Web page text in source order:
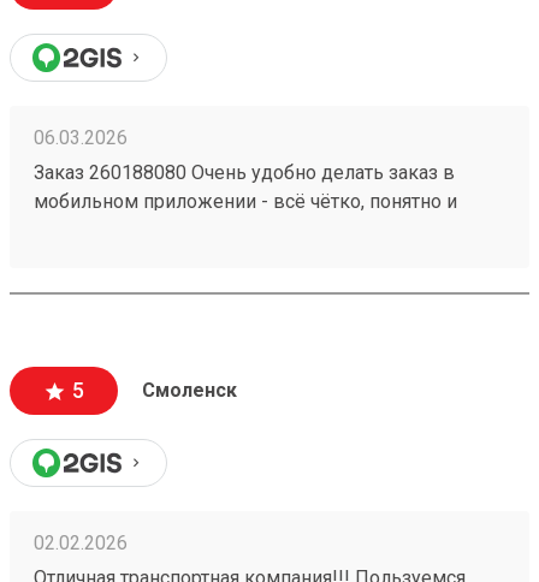
06.03.2026
Заказ 260188080 Очень удобно делать заказ в
мобильном приложении - всё чётко, понятно и
сразу видна сумма на оплату. В обозначенное
делается и оплата. Очень удобно и комфортно! А за
бонусную программу - отдельное спасибо!
5 Смоленск
02.02.2026